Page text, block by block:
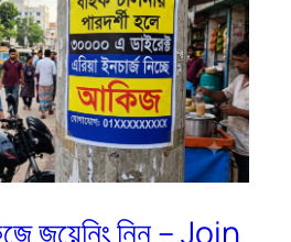
জয়েনিং নিন – Join